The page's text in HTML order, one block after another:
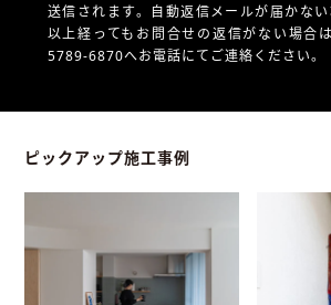
送信されます。自動返信メールが届かない
以上経ってもお問合せの返信がない場合
5789-6870へお電話にてご連絡ください。
ピックアップ施工事例